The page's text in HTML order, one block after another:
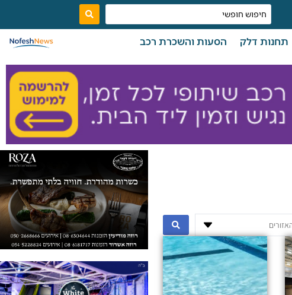
תחנות דלק
הסעות והשכרת רכב